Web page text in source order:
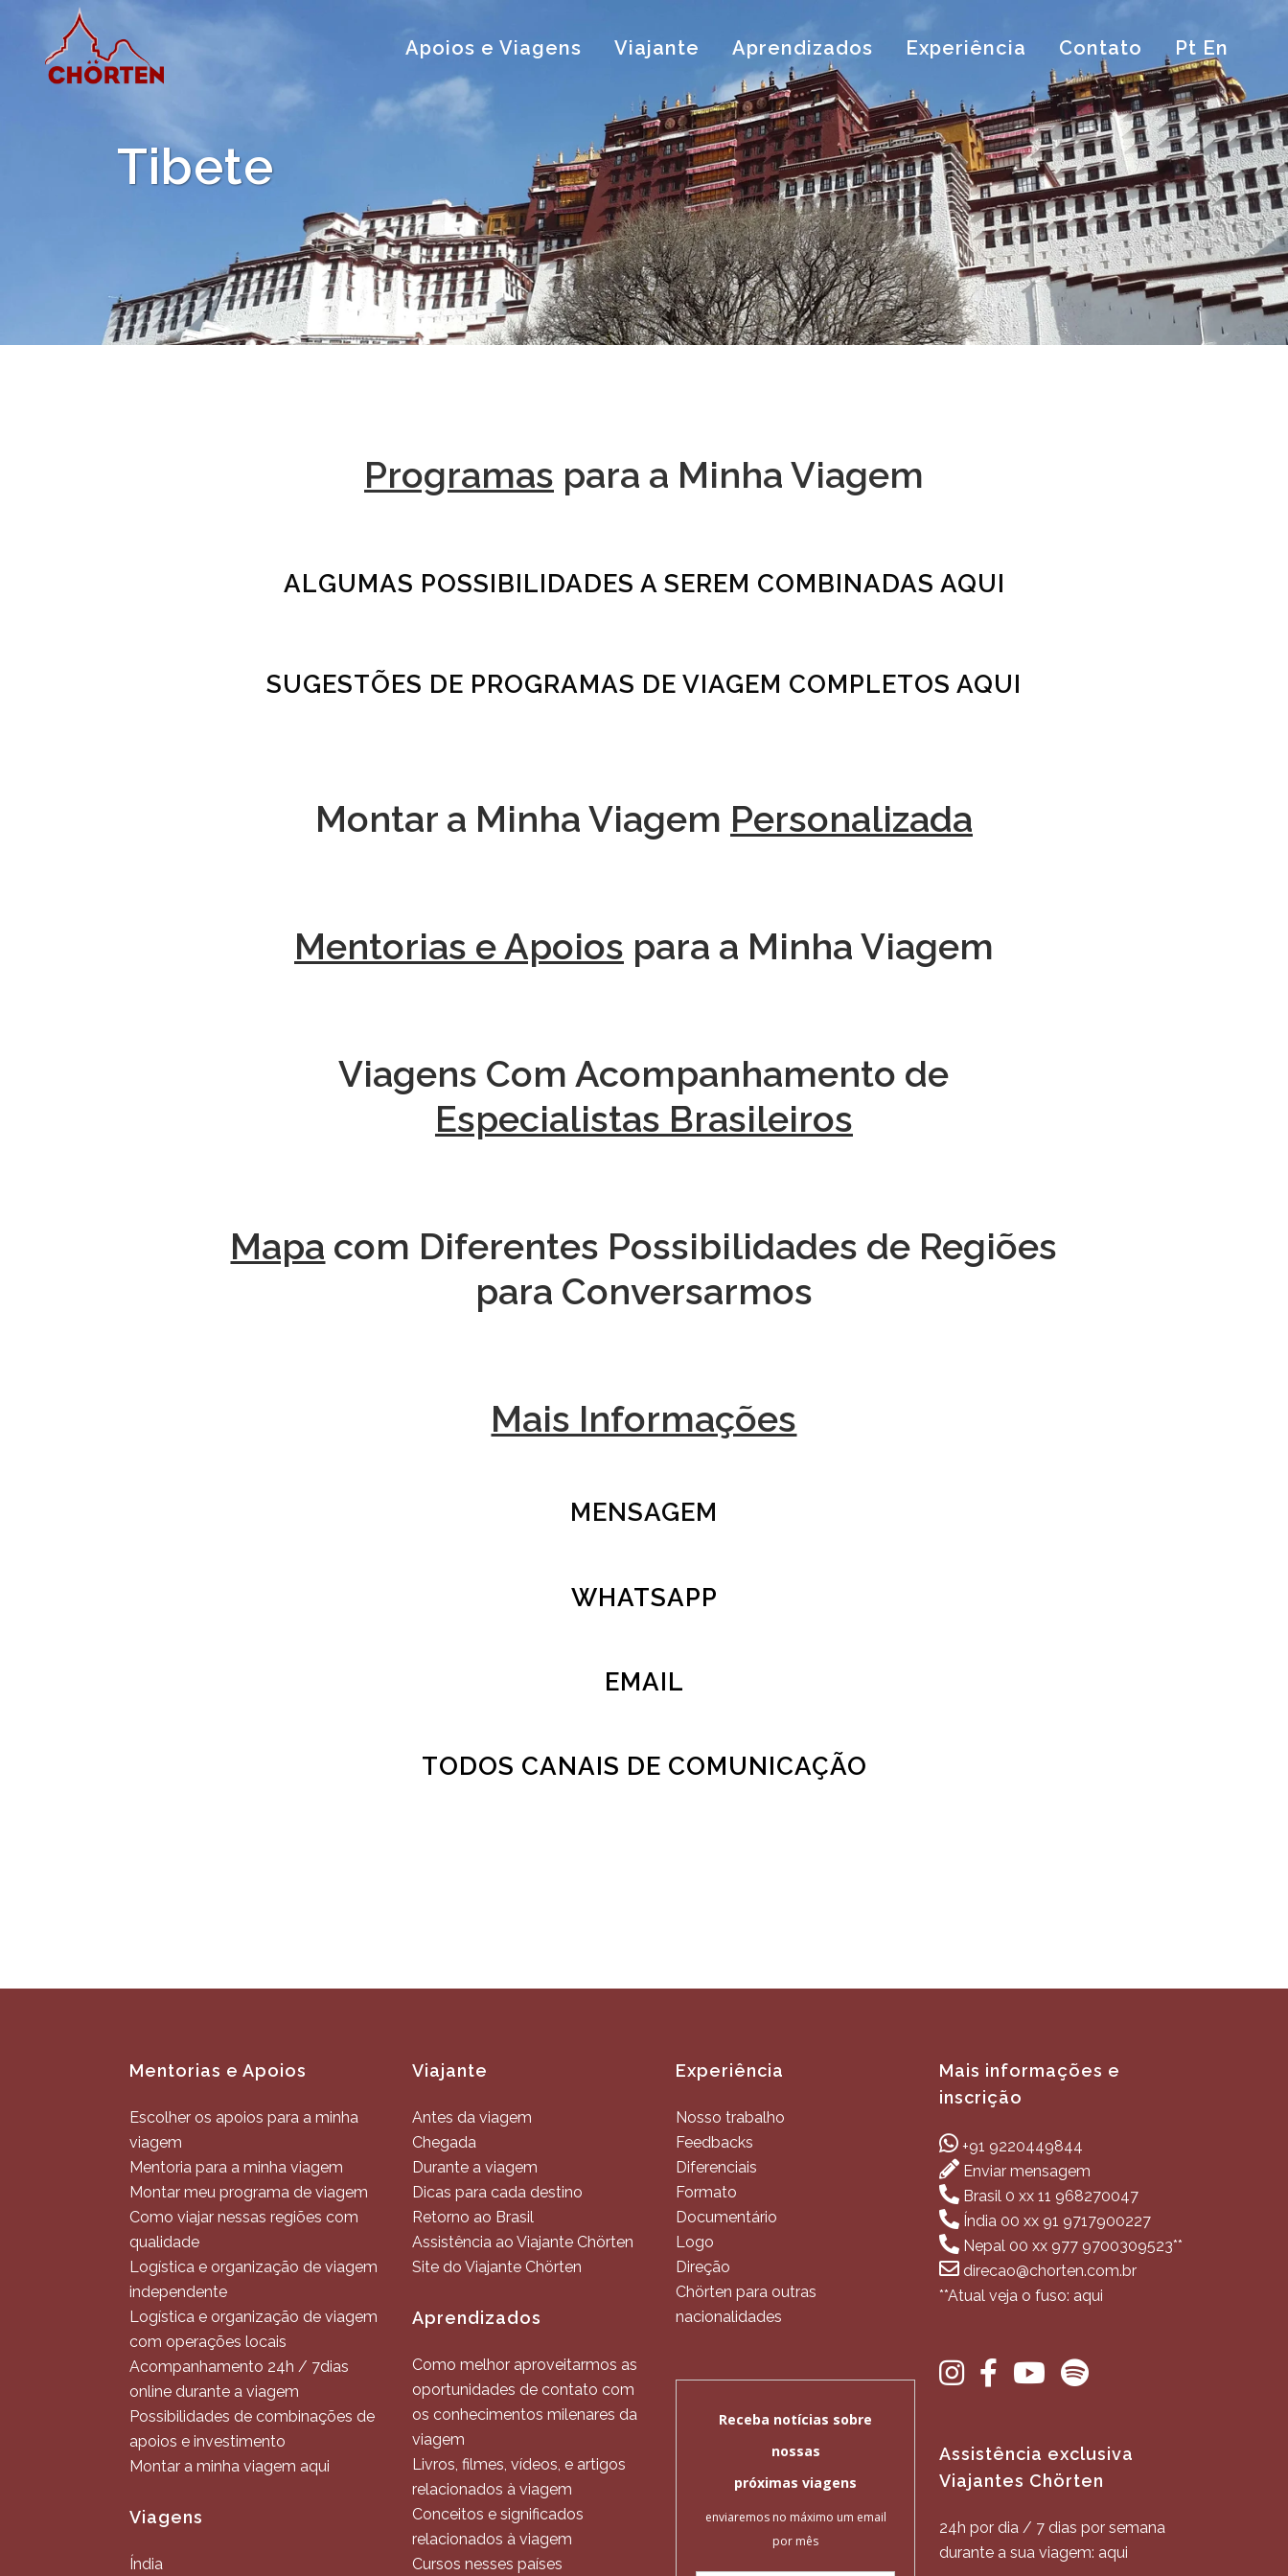
Apoios e Viagens Viajante Aprendizados Experiência Contato Pt En
Tibete
Programas para a Minha Viagem
ALGUMAS POSSIBILIDADES A SEREM COMBINADAS AQUI
SUGESTÕES DE PROGRAMAS DE VIAGEM COMPLETOS AQUI
Montar a Minha Viagem Personalizada
Mentorias e Apoios para a Minha Viagem
Viagens Com Acompanhamento de
Especialistas Brasileiros
Mapa com Diferentes Possibilidades de Regiões
para Conversarmos
Mais Informações
MENSAGEM
WHATSAPP
EMAIL
TODOS CANAIS DE COMUNICAÇÃO
Mentorias e Apoios
Escolher os apoios para a minha
viagem
Mentoria para a minha viagem
Montar meu programa de viagem
Como viajar nessas regiões com
qualidade
Logística e organização de viagem
independente
Logística e organização de viagem
com operações locais
Acompanhamento 24h / 7dias
online durante a viagem
Possibilidades de combinações de
apoios e investimento
Montar a minha viagem aqui
Viagens
Índia
Viajante
Antes da viagem
Chegada
Durante a viagem
Dicas para cada destino
Retorno ao Brasil
Assistência ao Viajante Chörten
Site do Viajante Chörten
Aprendizados
Como melhor aproveitarmos as
oportunidades de contato com
os conhecimentos milenares da
viagem
Livros, filmes, vídeos, e artigos
relacionados à viagem
Conceitos e significados
relacionados à viagem
Cursos nesses países
Experiência
Nosso trabalho
Feedbacks
Diferenciais
Formato
Documentário
Logo
Direção
Chörten para outras
nacionalidades
Mais informações e
inscrição
+91 9220449844
Enviar mensagem
Brasil 0 xx 11 968270047
Índia 00 xx 91 9717900227
Nepal 00 xx 977 9700309523**
direcao@chorten.com.br
**Atual veja o fuso: aqui
Assistência exclusiva
Viajantes Chörten
24h por dia / 7 dias por semana
durante a sua viagem: aqui